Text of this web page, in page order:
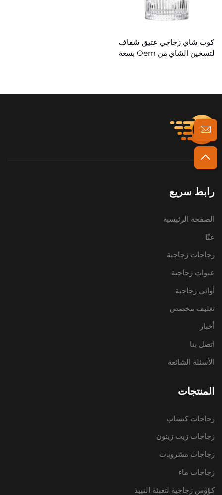
كوب شاي زجاجي عتيق شفاف
لتسخين الشاي من Oem بسعة
رابط سريع
الصفحة الرئيسية
عنّا
زجاجات زجاجية
عبوات زجاجية
أواني زجاجية
تغليف مخصص
أخبار
اتصل بنا
الأسئلة الشائعة
المنتجات
زجاجات كتشاب
زجاجات زيت زيتون
زجاجات مشروبات
زجاجات ماء
كؤوس زجاجية لتعبئة النبيذ